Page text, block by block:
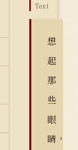
Text
想
起
那
些
眼
睛，